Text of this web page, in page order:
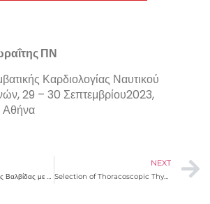
ΠΝ
Καρδιολογίας Ναυτικού
29 – 30 Σεπτεμβρίου2023,
NEXT
Selection of Thoracoscopic Thymectomy for Thymic Epithelial Tumors, based on PET/CT findings.